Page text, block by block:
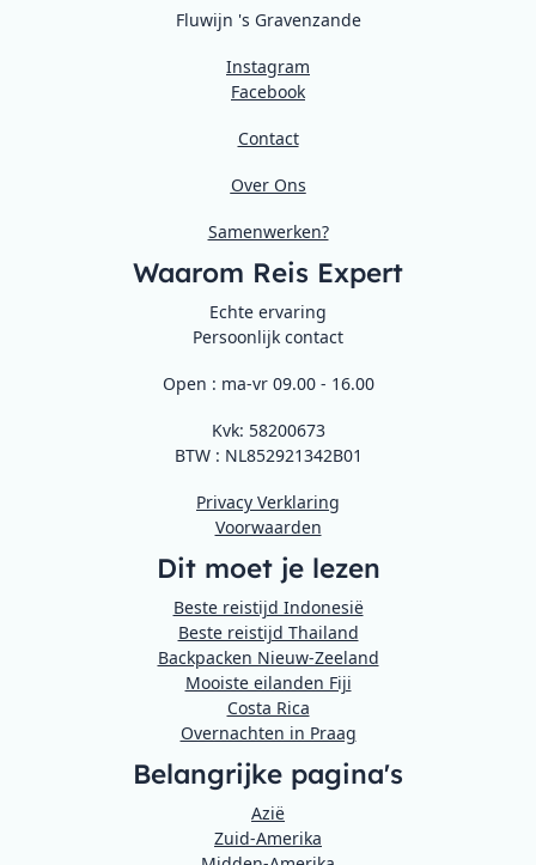
Fluwijn 's Gravenzande
Instagram
Facebook
Contact
Over Ons
Samenwerken?
Waarom Reis Expert
Echte ervaring
Persoonlijk contact
Open : ma-vr 09.00 - 16.00
Kvk: 58200673
BTW : NL852921342B01
Privacy Verklaring
Voorwaarden
Dit moet je lezen
Beste reistijd Indonesië
Beste reistijd Thailand
Backpacken Nieuw-Zeeland
Mooiste eilanden Fiji
Costa Rica
Overnachten in Praag
Belangrijke pagina's
Azië
Zuid-Amerika